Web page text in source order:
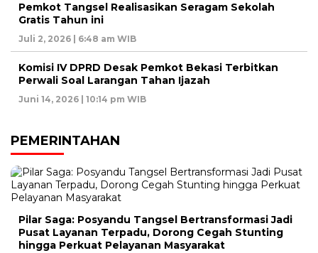
Pemkot Tangsel Realisasikan Seragam Sekolah
Gratis Tahun ini
Juli 2, 2026 | 6:48 am WIB
Komisi IV DPRD Desak Pemkot Bekasi Terbitkan
Perwali Soal Larangan Tahan Ijazah
Juni 14, 2026 | 10:14 pm WIB
PEMERINTAHAN
Pilar Saga: Posyandu Tangsel Bertransformasi Jadi
Pusat Layanan Terpadu, Dorong Cegah Stunting
hingga Perkuat Pelayanan Masyarakat